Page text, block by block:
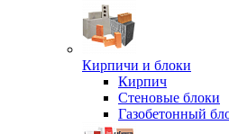
Кирпичи и блоки
Кирпич
Стеновые блоки
Газобетонный